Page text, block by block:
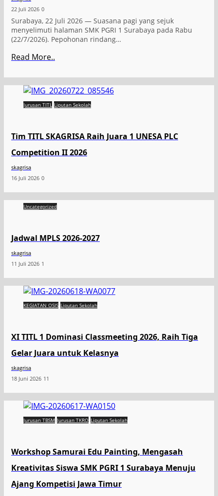
22 Juli 2026 0
Surabaya, 22 Juli 2026 — Suasana pagi yang sejuk
menyelimuti halaman SMK PGRI 1 Surabaya pada Rabu
(22/7/2026). Pepohonan rindang…
Read More..
Jurusan TITL Liputan Sekolah
Tim TITL SKAGRISA Raih Juara 1 UNESA PLC
Competition II 2026
skagrisa
16 Juli 2026 0
Uncategorized
Jadwal MPLS 2026-2027
skagrisa
11 Juli 2026 1
KEGIATAN OSIS Liputan Sekolah
XI TITL 1 Dominasi Classmeeting 2026, Raih Tiga
Gelar Juara untuk Kelasnya
skagrisa
18 Juni 2026 11
Jurusan TBSM Jurusan TKRO Liputan Sekolah
Workshop Samurai Edu Painting, Mengasah
Kreativitas Siswa SMK PGRI 1 Surabaya Menuju
Ajang Kompetisi Jawa Timur